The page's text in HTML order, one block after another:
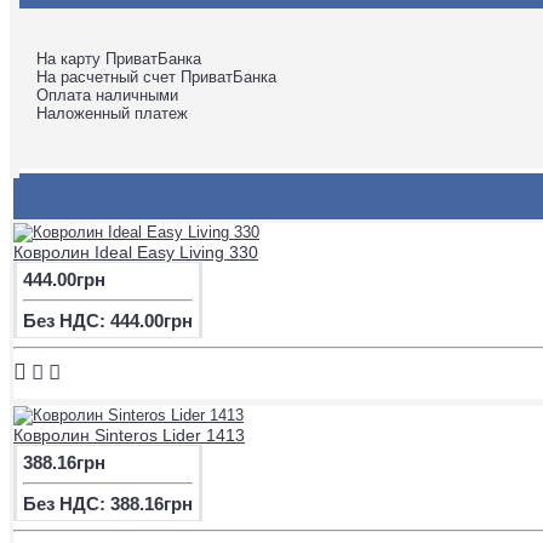
На карту ПриватБанка
На расчетный счет ПриватБанка
Оплата наличными
Наложенный платеж
Ковролин Ideal Easy Living 330
444.00грн
Без НДС: 444.00грн
Ковролин Sinteros Lider 1413
388.16грн
Без НДС: 388.16грн